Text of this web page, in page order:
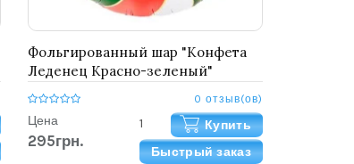
Фольгированный шар "Конфета
Леденец Красно-зеленый"
0 отзыв(ов)
Цена
295грн.
Купить
Быстрый заказ